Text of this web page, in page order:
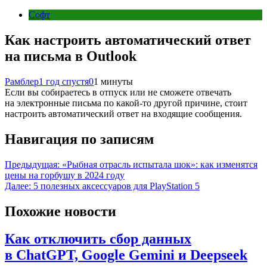
Софт
Как настроить автоматический ответ
на письма в Outlook
Рамблер1 год спустя01 минуты
Если вы собираетесь в отпуск или не сможете отвечать
на электронные письма по какой-то другой причине, стоит
настроить автоматический ответ на входящие сообщения.
Навигация по записям
Предыдущая: «Рыбная отрасль испытала шок»: как изменятся
цены на горбушу в 2024 году
Далее: 5 полезных аксессуаров для PlayStation 5
Похожие новости
Как отключить сбор данных
в ChatGPT, Google Gemini и Deepseek